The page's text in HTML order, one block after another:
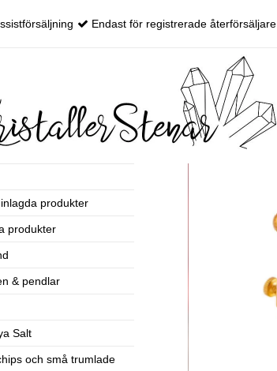
Endast för registrerade återförsäljare
produkter
produkter
& pendlar
Salt
och små trumlade